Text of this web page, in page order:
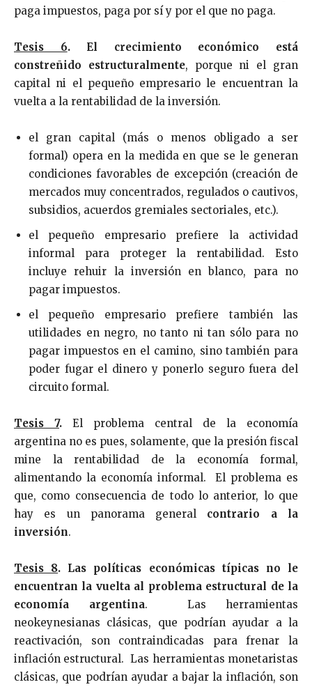
paga impuestos, paga por sí y por el que no paga.
Tesis 6.
El crecimiento económico está
constreñido estructuralmente, porque ni el gran
capital ni el pequeño empresario le encuentran la
vuelta a la rentabilidad de la inversión.
el gran capital (más o menos obligado a ser
formal) opera en la medida en que se le generan
condiciones favorables de excepción (creación de
mercados muy concentrados, regulados o cautivos,
subsidios, acuerdos gremiales sectoriales, etc.).
el pequeño empresario prefiere la actividad
informal para proteger la rentabilidad. Esto
incluye rehuir la inversión en blanco, para no
pagar impuestos.
el pequeño empresario prefiere también las
utilidades en negro, no tanto ni tan sólo para no
pagar impuestos en el camino, sino también para
poder fugar el dinero y ponerlo seguro fuera del
circuito formal.
Tesis 7. El problema central de la economía
argentina no es pues, solamente, que la presión fiscal
mine la rentabilidad de la economía formal,
alimentando la economía informal. El problema es
que, como consecuencia de todo lo anterior, lo que
hay es un panorama general contrario a la
inversión.
Tesis 8. Las políticas económicas típicas no le
encuentran la vuelta al problema estructural de la
economía argentina. Las herramientas
neokeynesianas clásicas, que podrían ayudar a la
reactivación, son contraindicadas para frenar la
inflación estructural. Las herramientas monetaristas
clásicas, que podrían ayudar a bajar la inflación, son